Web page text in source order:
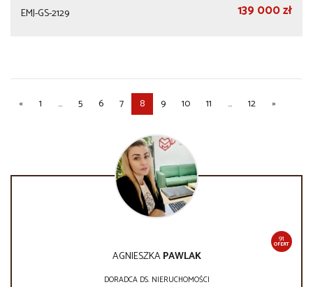
EMJ-GS-2129 139 000 zł
« 1 ... 5 6 7 8 9 10 11 ... 12 »
91
OFERT
AGNIESZKAPAWLAK
DORADCA DS. NIERUCHOMOŚCI